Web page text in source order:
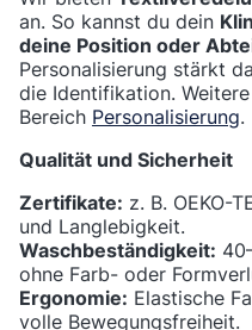
an. So kannst du dein
deine Position oder
Personalisierung stärkt
die Identifikation.
Bereich Personalisierung.
Qualität und Sicherheit
Zertifikate: z. B. OEKO-
und Langlebigkeit.
Waschbeständigkeit:
ohne Farb- oder
Ergonomie: Elastische
volle Bewegungsfreiheit.